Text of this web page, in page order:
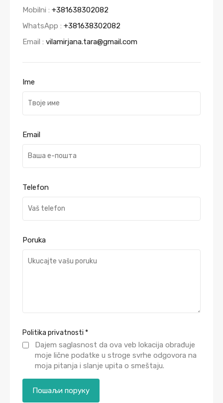
Mobilni : +381638302082
WhatsApp : +381638302082
Email : vilamirjana.tara@gmail.com
Ime
Email
Telefon
Poruka
Politika privatnosti *
Dajem saglasnost da ova veb lokacija obrađuje
moje lične podatke u stroge svrhe odgovora na
moja pitanja i slanje upita o smeštaju.